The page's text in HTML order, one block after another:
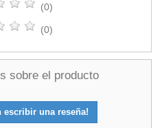
(0)
(0)
sobre el producto
escribir una reseña!